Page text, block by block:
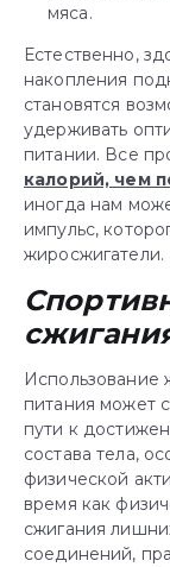
мяса.
Естественно,
накопления
становятся
удерживать
питании. Все
калорий, чем
иногда нам
импульс,
жиросжигатели.
Использование
питания может
пути к
состава тела,
физической
время как
сжигания
соединений,